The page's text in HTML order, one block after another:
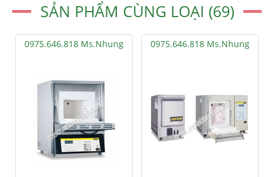
SẢN PHẨM CÙNG LOẠI (69)
0975.646.818 Ms.Nhung 0975.646.818 Ms.Nhung